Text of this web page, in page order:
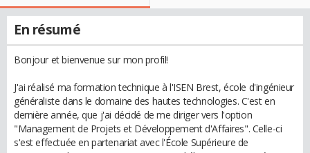
En résumé
Bonjour et bienvenue sur mon profil!
J'ai réalisé ma formation technique à l'ISEN Brest, école d'ingénieur
généraliste dans le domaine des hautes technologies. C'est en
dernière année, que j'ai décidé de me diriger vers l'option
"Management de Projets et Développement d'Affaires". Celle-ci
s'est effectuée en partenariat avec l'École Supérieure de